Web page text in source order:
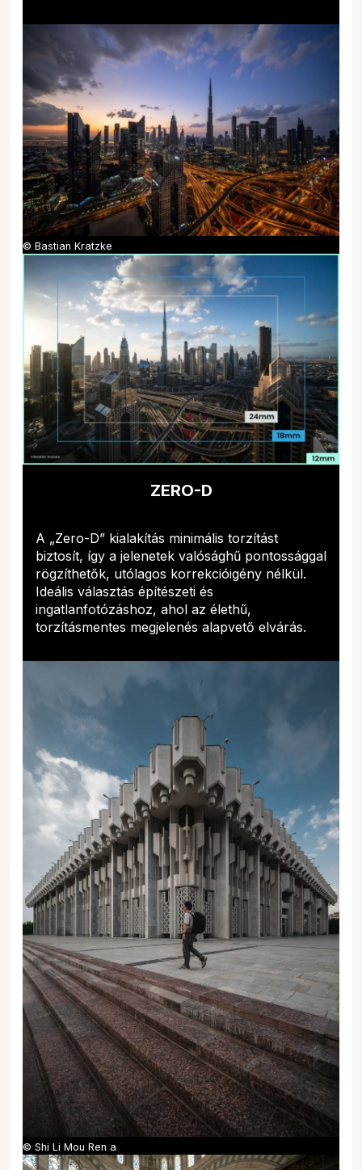
© Bastian Kratzke
ZERO-D
A „Zero-D” kialakítás minimális torzítást
biztosít, így a jelenetek valósághű pontossággal
rögzíthetők, utólagos korrekcióigény nélkül.
Ideális választás építészeti és
ingatlanfotózáshoz, ahol az élethű,
torzításmentes megjelenés alapvető elvárás.
© Shi Li Mou Ren a